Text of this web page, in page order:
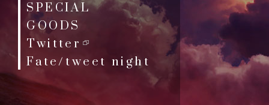
SPECIAL
GOODS
Twitter
Fate/tweet night